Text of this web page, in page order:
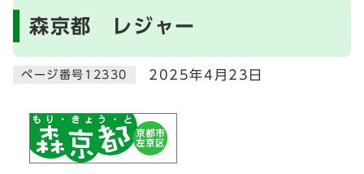
森京都 レジャー
ページ番号12330 2025年4月23日